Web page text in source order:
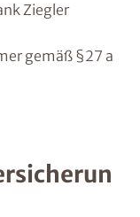
Ziegler
gemäß §27 a